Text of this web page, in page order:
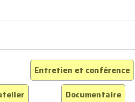
Entretien et conférence
Documentaire